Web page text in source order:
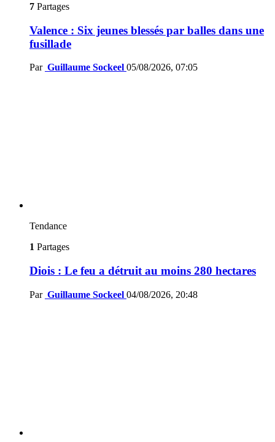
7 Partages
Valence : Six jeunes blessés par balles dans une
fusillade
Par Guillaume Sockeel 05/08/2026, 07:05
Tendance
1 Partages
Diois : Le feu a détruit au moins 280 hectares
Par Guillaume Sockeel 04/08/2026, 20:48